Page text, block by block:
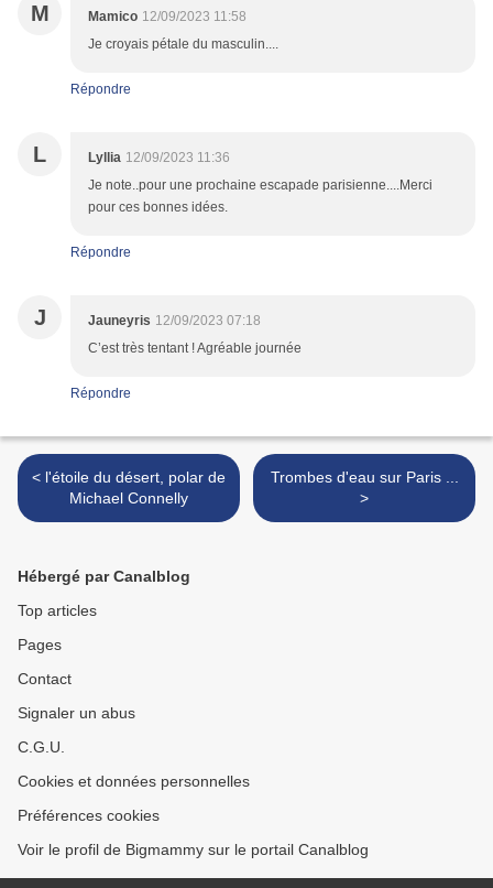
M Mamico 12/09/2023 11:58
Je croyais pétale du masculin....
Répondre
L Lyllia 12/09/2023 11:36
Je note..pour une prochaine escapade parisienne....Merci
pour ces bonnes idées.
Répondre
J Jauneyris 12/09/2023 07:18
C’est très tentant ! Agréable journée
Répondre
< l'étoile du désert, polar de
Michael Connelly
Trombes d'eau sur Paris ...
>
Hébergé par Canalblog
Top articles
Pages
Contact
Signaler un abus
C.G.U.
Cookies et données personnelles
Préférences cookies
Voir le profil de Bigmammy sur le portail Canalblog